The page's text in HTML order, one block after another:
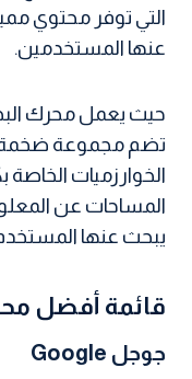
التي توفر محتوي
عنها المستخدمين.
حيث يعمل محرك
تضم مجموعة ضخمة
الخوارزميات
المساحات عن
يبحث عنها
قائمة أفضل
جوجل Google